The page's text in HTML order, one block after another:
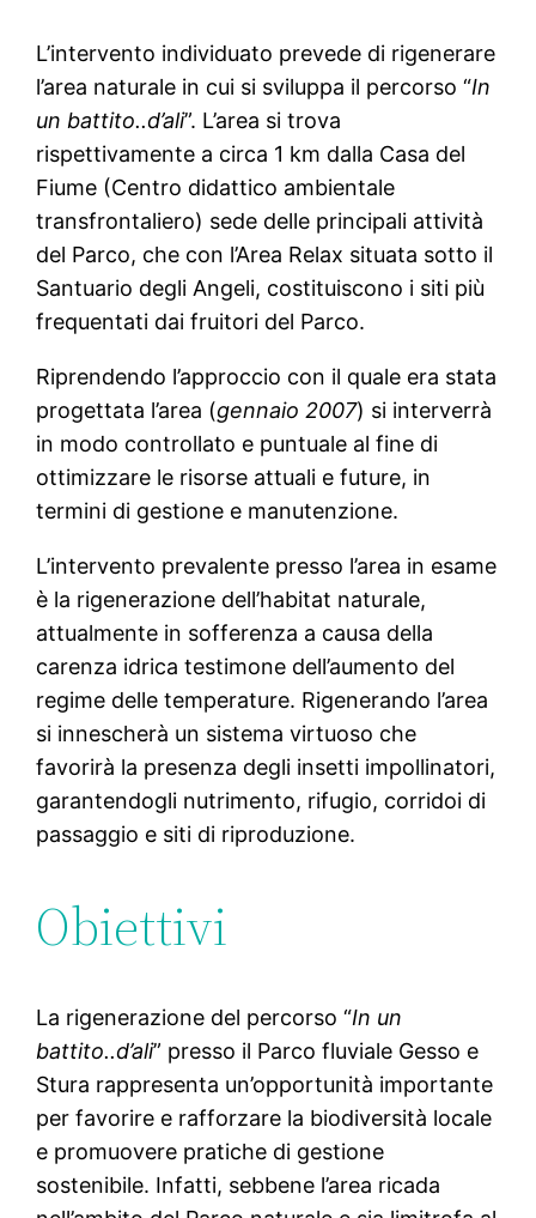
L’intervento individuato prevede di rigenerare
l’area naturale in cui si sviluppa il percorso “In
un battito..d’ali”. L’area si trova
rispettivamente a circa 1 km dalla Casa del
Fiume (Centro didattico ambientale
transfrontaliero) sede delle principali attività
del Parco, che con l’Area Relax situata sotto il
Santuario degli Angeli, costituiscono i siti più
frequentati dai fruitori del Parco.
Riprendendo l’approccio con il quale era stata
progettata l’area (gennaio 2007) si interverrà
in modo controllato e puntuale al fine di
ottimizzare le risorse attuali e future, in
termini di gestione e manutenzione.
L’intervento prevalente presso l’area in esame
è la rigenerazione dell’habitat naturale,
attualmente in sofferenza a causa della
carenza idrica testimone dell’aumento del
regime delle temperature. Rigenerando l’area
si innescherà un sistema virtuoso che
favorirà la presenza degli insetti impollinatori,
garantendogli nutrimento, rifugio, corridoi di
passaggio e siti di riproduzione.
Obiettivi
La rigenerazione del percorso “In un
battito..d’ali” presso il Parco fluviale Gesso e
Stura rappresenta un’opportunità importante
per favorire e rafforzare la biodiversità locale
e promuovere pratiche di gestione
sostenibile. Infatti, sebbene l’area ricada